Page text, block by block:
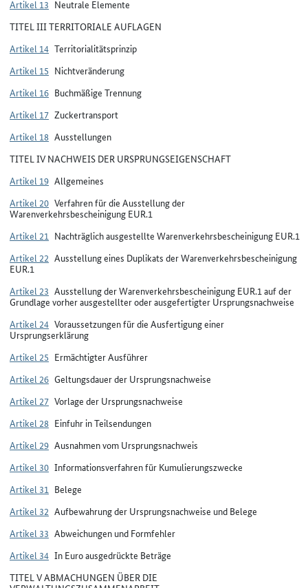
Artikel 13 Neutrale Elemente
TITEL III TERRITORIALE AUFLAGEN
Artikel 14 Territorialitätsprinzip
Artikel 15 Nichtveränderung
Artikel 16 Buchmäßige Trennung
Artikel 17 Zuckertransport
Artikel 18 Ausstellungen
TITEL IV NACHWEIS DER URSPRUNGSEIGENSCHAFT
Artikel 19 Allgemeines
Artikel 20 Verfahren für die Ausstellung der
Warenverkehrsbescheinigung EUR.1
Artikel 21 Nachträglich ausgestellte Warenverkehrsbescheinigung EUR.1
Artikel 22 Ausstellung eines Duplikats der Warenverkehrsbescheinigung
EUR.1
Artikel 23 Ausstellung der Warenverkehrsbescheinigung EUR.1 auf der
Grundlage vorher ausgestellter oder ausgefertigter Ursprungsnachweise
Artikel 24 Voraussetzungen für die Ausfertigung einer
Ursprungserklärung
Artikel 25 Ermächtigter Ausführer
Artikel 26 Geltungsdauer der Ursprungsnachweise
Artikel 27 Vorlage der Ursprungsnachweise
Artikel 28 Einfuhr in Teilsendungen
Artikel 29 Ausnahmen vom Ursprungsnachweis
Artikel 30 Informationsverfahren für Kumulierungszwecke
Artikel 31 Belege
Artikel 32 Aufbewahrung der Ursprungsnachweise und Belege
Artikel 33 Abweichungen und Formfehler
Artikel 34 In Euro ausgedrückte Beträge
TITEL V ABMACHUNGEN ÜBER DIE